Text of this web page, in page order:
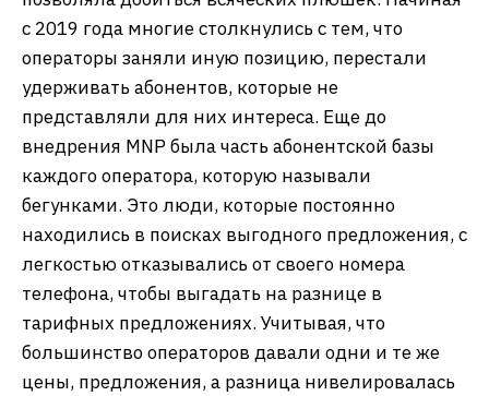
с 2019 года многие столкнулись с тем, что
операторы заняли иную позицию, перестали
удерживать абонентов, которые не
представляли для них интереса. Еще до
внедрения MNP была часть абонентской базы
каждого оператора, которую называли
бегунками. Это люди, которые постоянно
находились в поисках выгодного предложения, с
легкостью отказывались от своего номера
телефона, чтобы выгадать на разнице в
тарифных предложениях. Учитывая, что
большинство операторов давали одни и те же
цены, предложения, а разница нивелировалась